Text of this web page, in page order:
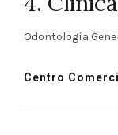
Odontología
Centro